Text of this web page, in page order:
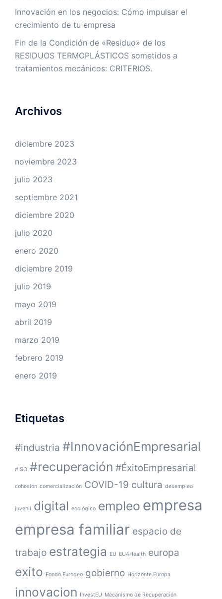
Innovación en los negocios: Cómo impulsar el
crecimiento de tu empresa
Fin de la Condición de «Residuo» de los
RESIDUOS TERMOPLÁSTICOS sometidos a
tratamientos mecánicos: CRITERIOS.
Archivos
diciembre 2023
noviembre 2023
julio 2023
septiembre 2021
diciembre 2020
julio 2020
enero 2020
diciembre 2019
julio 2019
mayo 2019
abril 2019
marzo 2019
febrero 2019
enero 2019
Etiquetas
#industria #InnovaciónEmpresarial
#ISO #recuperación #ÉxitoEmpresarial
cohesión comercialización COVID-19 cultura desempleo
juvenil digital ecológico empleo empresa
empresa familiar espacio de
trabajo estrategia EU EU4Health europa
exito Fondo Europeo gobierno Horizonte Europa
innovacion InvestEU Mecanismo de Recuperación